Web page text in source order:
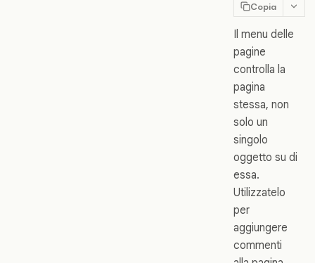
Copia
Il menu delle
pagine
controlla la
pagina
stessa, non
solo un
singolo
oggetto su di
essa.
Utilizzatelo
per
aggiungere
commenti